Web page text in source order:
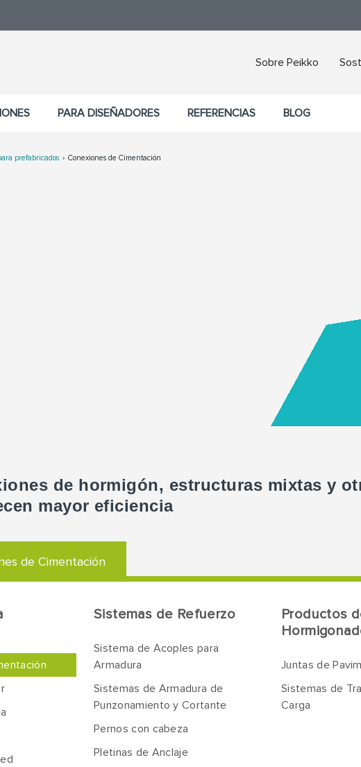
Sobre Peikko
PARA DISEÑADORES REFERENCIAS BLOG
prefabricados Conexiones de Cimentación
de hormigón, estructuras mixtas y
mayor eficiencia
de Cimentación
Sistemas de Refuerzo
Sistema de Acoples para
Armadura
Sistemas de Armadura de
Punzonamiento y Cortante
Pernos con cabeza
Pletinas de Anclaje
Productos
Juntas de
Sistemas de
Carga